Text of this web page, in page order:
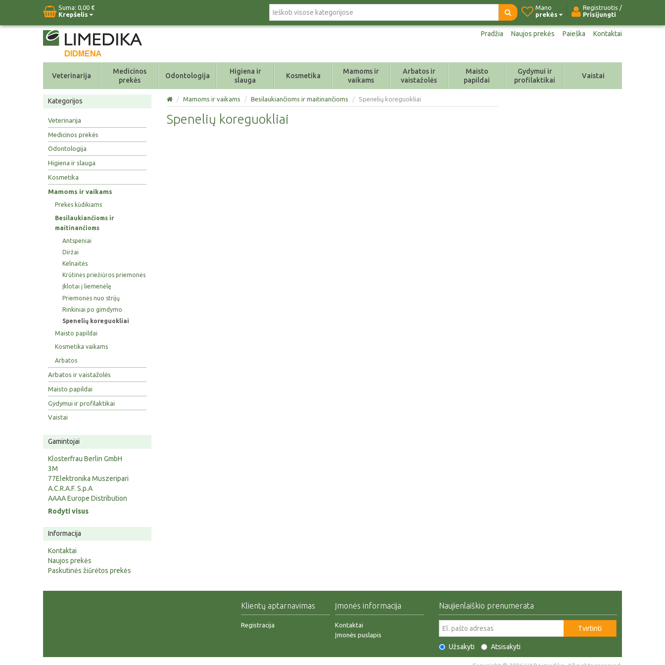
Suma: 0,00 €
Krepšelis
Registruotis /
Prisijungti
Mano
prekės
Pradžia Naujos prekės Paieška Kontaktai
Veterinarija
Medicinos
prekės
Odontologija
Higiena ir
slauga
Kosmetika
Mamoms ir
vaikams
Arbatos ir
vaistažolės
Maisto
papildai
Gydymui ir
profilaktikai
Vaistai
Kategorijos
Veterinarija
Medicinos prekės
Odontologija
Higiena ir slauga
Kosmetika
Mamoms ir vaikams
Prekės kūdikiams
Besilaukiančioms ir
maitinančioms
Antspeniai
Diržai
Kelnaitės
Krūtinės priežiūros priemonės
Įklotai į liemenėlę
Priemonės nuo strijų
Rinkiniai po gimdymo
Spenelių koreguokliai
Maisto papildai
Kosmetika vaikams
Arbatos
Arbatos ir vaistažolės
Maisto papildai
Gydymui ir profilaktikai
Vaistai
Gamintojai
Klosterfrau Berlin GmbH
3M
77Elektronika Muszeripari
A.C.R.A.F. S.p.A
AAAA Europe Distribution
Rodyti visus
Informacija
Kontaktai
Naujos prekės
Paskutinės žiūrėtos prekės
/ Mamoms ir vaikams / Besilaukiančioms ir maitinančioms / Spenelių koreguokliai
Spenelių koreguokliai
Klientų aptarnavimas
Registracija
Įmonės informacija
Kontaktai
Įmonės puslapis
Naujienlaiškio prenumerata
Tvirtinti
Užsakyti Atsisakyti